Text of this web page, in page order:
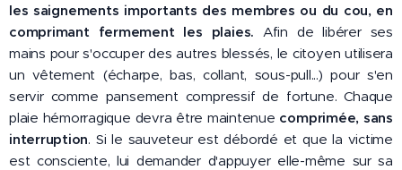
les saignements importants des membres ou du cou, en
comprimant fermement les plaies. Afin de libérer ses
mains pour s'occuper des autres blessés, le citoyen utilisera
un vêtement (écharpe, bas, collant, sous-pull...) pour s'en
servir comme pansement compressif de fortune. Chaque
plaie hémorragique devra être maintenue comprimée, sans
interruption. Si le sauveteur est débordé et que la victime
est consciente, lui demander d'appuyer elle-même sur sa